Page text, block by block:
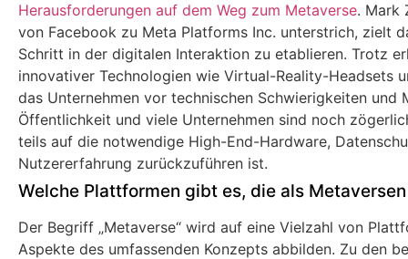
Herausforderungen auf dem Weg zum Metaverse. Mark
von Facebook zu Meta Platforms Inc. unterstrich, zielt
Schritt in der digitalen Interaktion zu etablieren. Trotz
innovativer Technologien wie Virtual-Reality-Headsets
das Unternehmen vor technischen Schwierigkeiten
Öffentlichkeit und viele Unternehmen sind noch
teils auf die notwendige High-End-Hardware,
Nutzererfahrung zurückzuführen ist.
Welche Plattformen gibt es, die als
Der Begriff „Metaverse“ wird auf eine Vielzahl von
Aspekte des umfassenden Konzepts abbilden. Zu den